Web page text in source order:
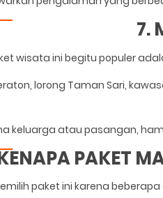
7.
wisata ini begitu populer
lorong Taman Sari,
keluarga atau pasangan,
PAKET
paket ini karena